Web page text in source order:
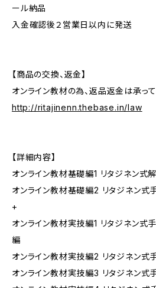
ール納品
入金確認後２営業日以内に発送
【商品の交換、返金】
オンライン教材の為、返品返金は承っ
http://ritajinenn.thebase.in/law
【詳細内容】
オンライン教材基礎編1 リタジネン式
オンライン教材基礎編2 リタジネン式
+
オンライン教材実技編1 リタジネン式
編
オンライン教材実技編2 リタジネン式
オンライン教材実技編3 リタジネン式